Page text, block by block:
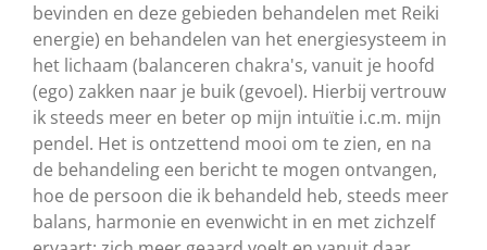
bevinden en deze gebieden behandelen met Reiki
energie) en behandelen van het energiesysteem in
het lichaam (balanceren chakra's, vanuit je hoofd
(ego) zakken naar je buik (gevoel). Hierbij vertrouw
ik steeds meer en beter op mijn intuïtie i.c.m. mijn
pendel. Het is ontzettend mooi om te zien, en na
de behandeling een bericht te mogen ontvangen,
hoe de persoon die ik behandeld heb, steeds meer
balans, harmonie en evenwicht in en met zichzelf